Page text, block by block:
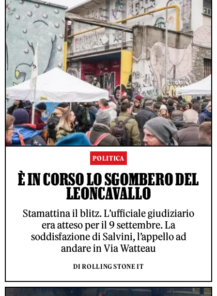
POLITICA
È IN CORSO LO SGOMBERO DEL
LEONCAVALLO
Stamattina il blitz. L’ufficiale giudiziario
era atteso per il 9 settembre. La
soddisfazione di Salvini, l’appello ad
andare in Via Watteau
DI ROLLING STONE IT